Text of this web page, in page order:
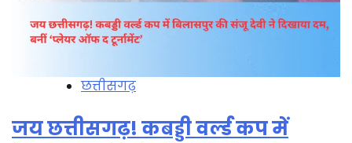
छत्तीसगढ़
जय छत्तीसगढ़! कबड्डी वर्ल्ड कप में